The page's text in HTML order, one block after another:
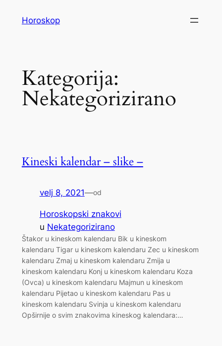
Horoskop
Kategorija:
Nekategorizirano
Kineski kalendar – slike –
velj 8, 2021—od
Horoskopski znakovi
u Nekategorizirano
Štakor u kineskom kalendaru Bik u kineskom
kalendaru Tigar u kineskom kalendaru Zec u kineskom
kalendaru Zmaj u kineskom kalendaru Zmija u
kineskom kalendaru Konj u kineskom kalendaru Koza
(Ovca) u kineskom kalendaru Majmun u kineskom
kalendaru Pijetao u kineskom kalendaru Pas u
kineskom kalendaru Svinja u kineskom kalendaru
Opširnije o svim znakovima kineskog kalendara:…